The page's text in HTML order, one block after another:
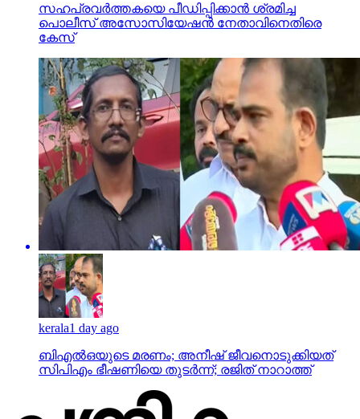
സഹപ്രവര്‍ത്തകയെ പീഡിപ്പിക്കാന്‍ ശ്രമിച്ച
പൊലീസ് അസോസിയേഷന്‍ നേതാവിനെതിരെ
കേസ്
kerala1 day ago
ബിഎല്‍ഒയുടെ മരണം; അനീഷ് ജീവനൊടുക്കിയത്
സിപിഎം ഭീഷണിയെ തുടര്‍ന്ന്; രജിത് നാറാത്ത്